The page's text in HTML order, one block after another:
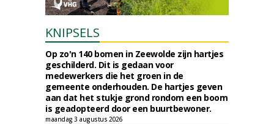
KNIPSELS
Op zo'n 140 bomen in Zeewolde zijn hartjes
geschilderd. Dit is gedaan voor
medewerkers die het groen in de
gemeente onderhouden. De hartjes geven
aan dat het stukje grond rondom een boom
is geadopteerd door een buurtbewoner.
maandag 3 augustus 2026